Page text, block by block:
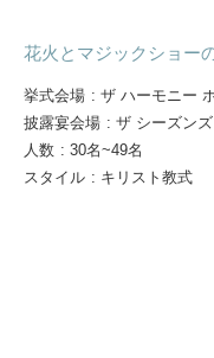
花火とマジックショー
挙式会場 : ザ ハーモニー
披露宴会場 : ザ シーズンズ
人数 : 30名~49名
スタイル : キリスト教式